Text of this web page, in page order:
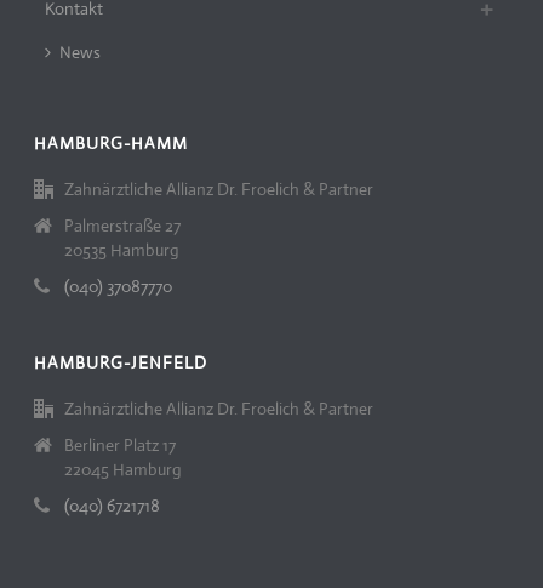
Kontakt
News
HAMBURG-HAMM
Zahnärztliche Allianz Dr. Froelich & Partner
Palmerstraße 27
20535 Hamburg
(040) 37087770
HAMBURG-JENFELD
Zahnärztliche Allianz Dr. Froelich & Partner
Berliner Platz 17
22045 Hamburg
(040) 6721718